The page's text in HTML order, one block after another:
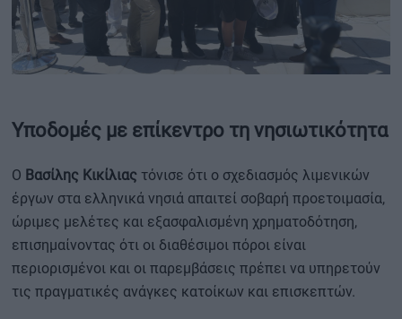
Υποδομές με επίκεντρο τη νησιωτικότητα
Ο Βασίλης Κικίλιας τόνισε ότι ο σχεδιασμός λιμενικών
έργων στα ελληνικά νησιά απαιτεί σοβαρή προετοιμασία,
ώριμες μελέτες και εξασφαλισμένη χρηματοδότηση,
επισημαίνοντας ότι οι διαθέσιμοι πόροι είναι
περιορισμένοι και οι παρεμβάσεις πρέπει να υπηρετούν
τις πραγματικές ανάγκες κατοίκων και επισκεπτών.